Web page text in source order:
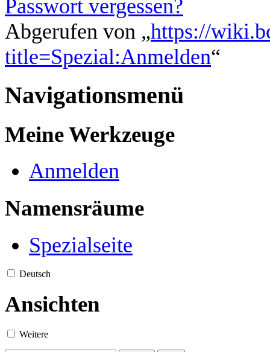
Passwort vergessen?
Abgerufen von „https://
title=Spezial:Anmelden“
Navigationsmenü
Meine Werkzeuge
Anmelden
Namensräume
Spezialseite
Deutsch
Ansichten
Weitere